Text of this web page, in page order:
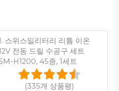
스위스밀리터리 리튬 이온
전동 드릴 수공구 세트
H1200, 45종, 1세트
(335개 상품평)